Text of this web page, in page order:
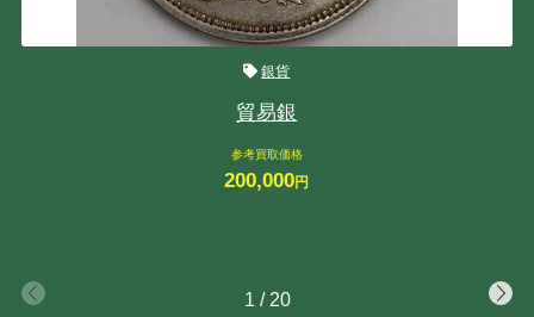
銀貨
貿易銀
参考買取価格
200,000円
1 / 20